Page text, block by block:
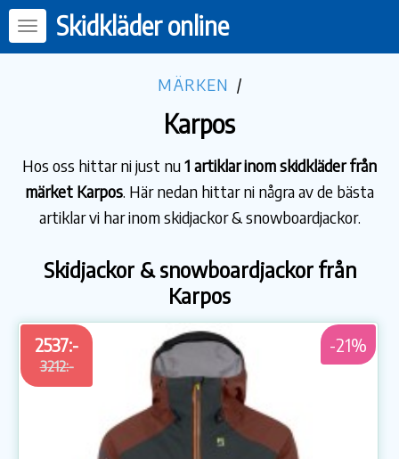
Skidkläder online
MÄRKEN /
Karpos
Hos oss hittar ni just nu1 artiklar inom skidkläder från
märket Karpos. Här nedan hittar ni några av de bästa
artiklar vi har inom skidjackor & snowboardjackor.
Skidjackor & snowboardjackor från
Karpos
2537:-
3212:-
-21%